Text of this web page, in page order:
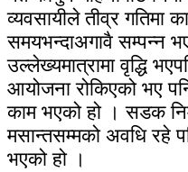
व्यवसायीले तीव्र गतिमा
समयभन्दाअगावै सम्पन्न
उल्लेख्यमात्रामा वृद्धि
आयोजना रोकिएको भए
काम भएको हो । सडक
मसान्तसम्मको अवधि रहे
भएको हो ।